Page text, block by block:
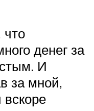
денег за
И
за мной,